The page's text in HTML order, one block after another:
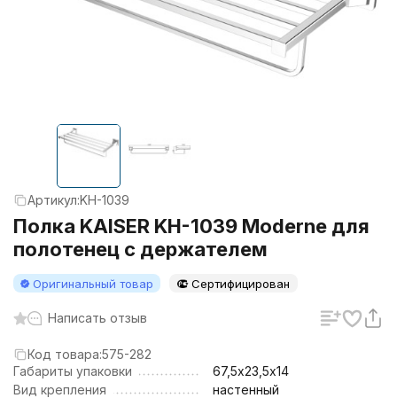
Артикул:KH-1039
Полка KAISER KH-1039 Moderne для
полотенец с держателем
Оригинальный товар Сертифицирован
Написать отзыв
Код товара:575-282
Габариты упаковки
67,5х23,5х14
Вид крепления
настенный